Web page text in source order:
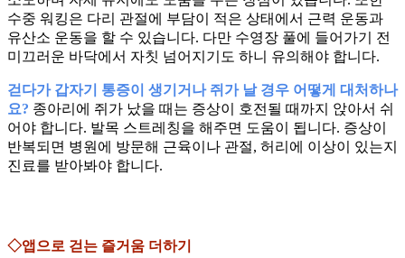
수중 워킹은 다리 관절에 부담이 적은 상태에서 근력 운동과
유산소 운동을 할 수 있습니다. 다만 수영장 풀에 들어가기 전
미끄러운 바닥에서 자칫 넘어지기도 하니 유의해야 합니다.
걷다가 갑자기 통증이 생기거나 쥐가 날 경우 어떻게 대처하나
요? 종아리에 쥐가 났을 때는 증상이 호전될 때까지 앉아서 쉬
어야 합니다. 발목 스트레칭을 해주면 도움이 됩니다. 증상이
반복되면 병원에 방문해 근육이나 관절, 허리에 이상이 있는지
진료를 받아봐야 합니다.
◇앱으로 걷는 즐거움 더하기